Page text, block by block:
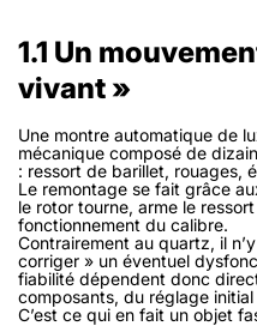
1.1 Un
vivant »
Une montre automatique de
mécanique composé de
: ressort de barillet, rouages,
Le remontage se fait grâce
le rotor tourne, arme le
fonctionnement du calibre.
Contrairement au quartz, il
corriger » un éventuel
fiabilité dépendent donc
composants, du réglage
C’est ce qui en fait un objet